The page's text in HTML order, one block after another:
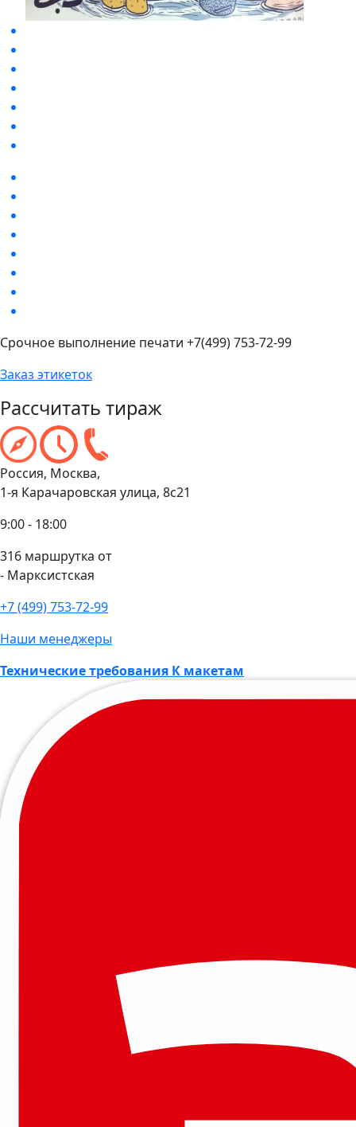
Срочное выполнение печати +7(499) 753-72-99
Заказ этикеток
Рассчитать тираж
Россия, Москва,
1-я Карачаровская улица, 8с21
9:00 - 18:00
316 маршрутка от
- Марксистская
+7 (499) 753-72-99
Наши менеджеры
Технические требования К макетам